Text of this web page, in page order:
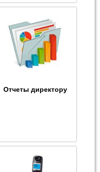
Отчеты директору